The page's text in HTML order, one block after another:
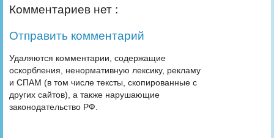
Комментариев нет :
Отправить комментарий
Удаляются комментарии, содержащие
оскорбления, ненормативную лексику, рекламу
и СПАМ (в том числе тексты, скопированные с
других сайтов), а также нарушающие
законодательство РФ.